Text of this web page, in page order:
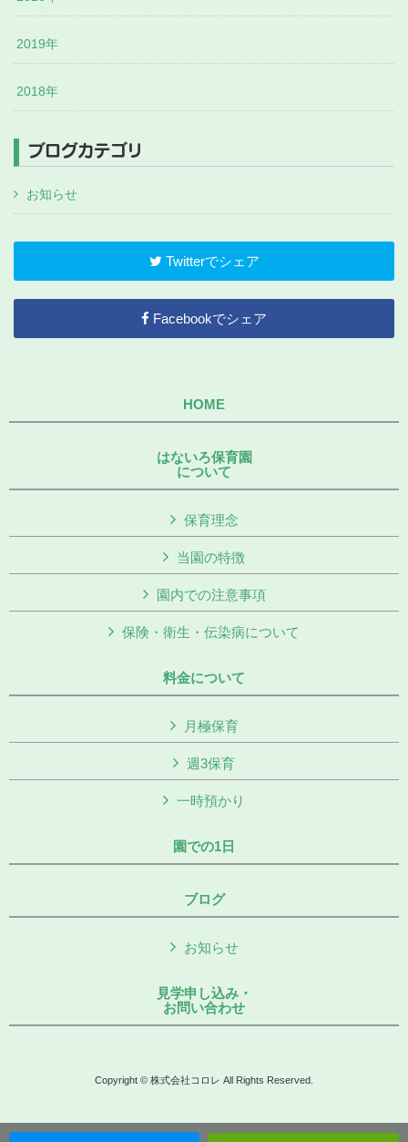
2019年
2018年
ブログカテゴリ
お知らせ
Twitterでシェア
Facebookでシェア
HOME
はないろ保育園
について
保育理念
当園の特徴
園内での注意事項
保険・衛生・伝染病について
料金について
月極保育
週3保育
一時預かり
園での1日
ブログ
お知らせ
見学申し込み・
お問い合わせ
Copyright © 株式会社コロレ All Rights Reserved.